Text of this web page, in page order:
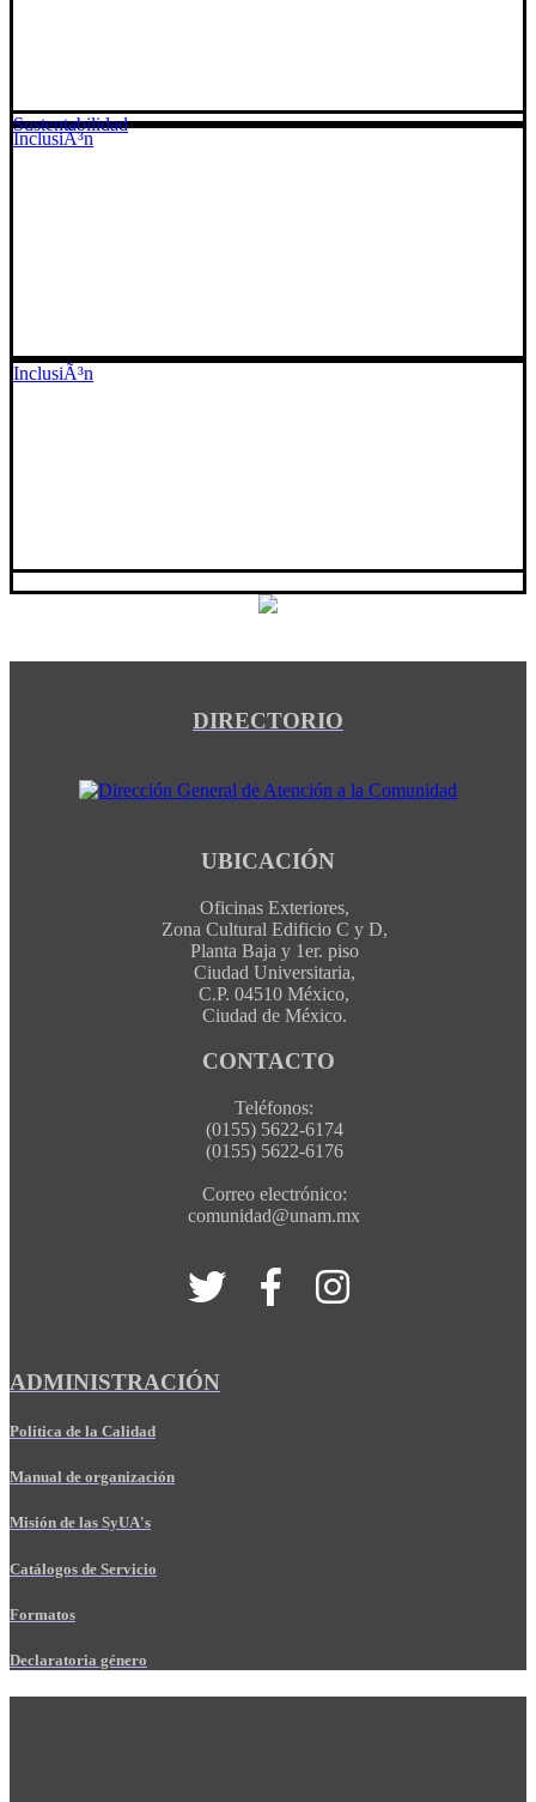
InclusiÃ³n
InclusiÃ³n
Sustentabilidad
DIRECTORIO
UBICACIÓN
Oficinas Exteriores,
Zona Cultural Edificio C y D,
Planta Baja y 1er. piso
Ciudad Universitaria,
C.P. 04510 México,
Ciudad de México.
CONTACTO
Teléfonos:
(0155) 5622-6174
(0155) 5622-6176
Correo electrónico:
comunidad@unam.mx
ADMINISTRACIÓN
Política de la Calidad
Manual de organización
Misión de las SyUA's
Catálogos de Servicio
Formatos
Declaratoria género